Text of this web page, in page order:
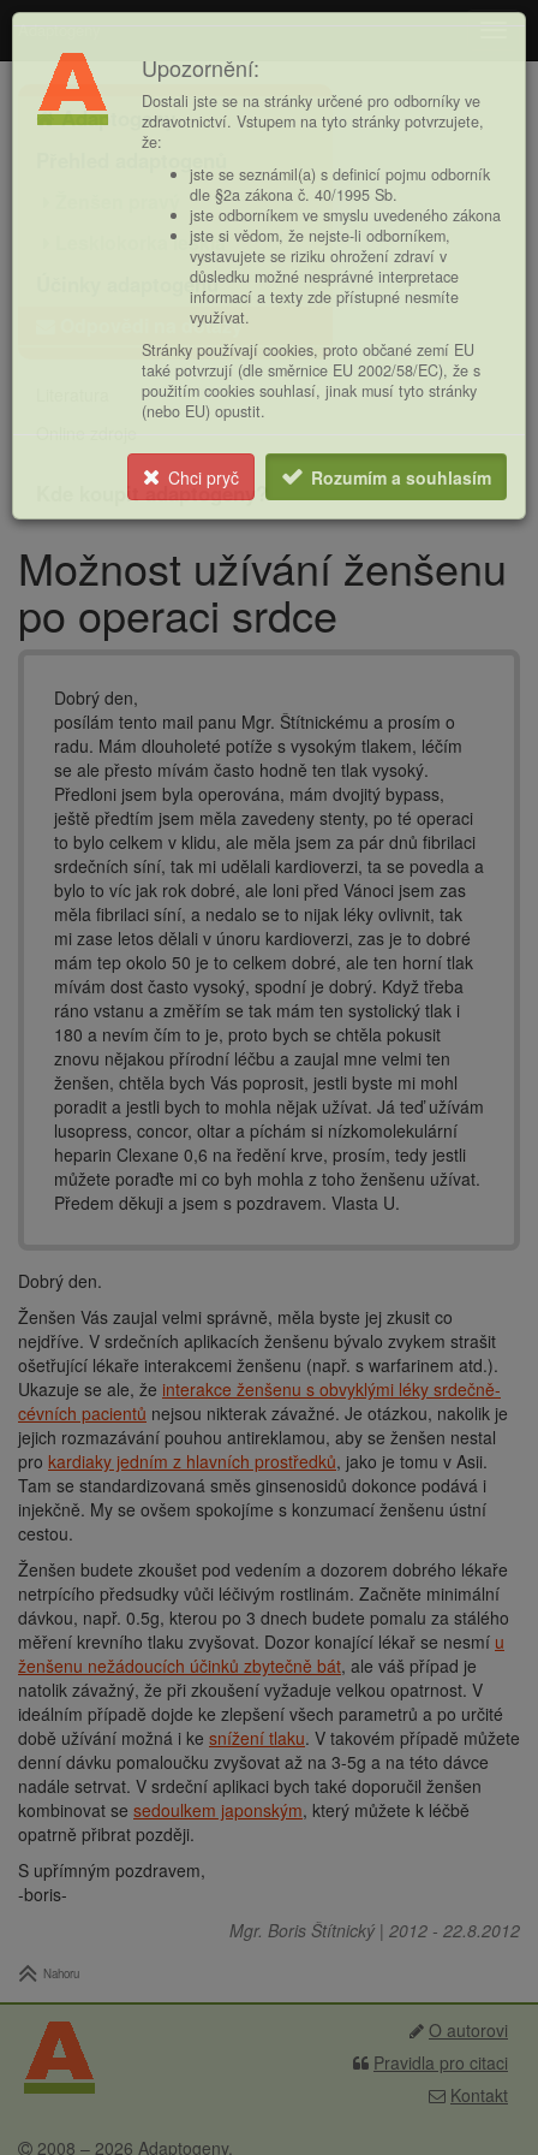
Adaptogeny
Hlavní
nabídkaAdaptogeny
Lesklokorka lesklá
Účinky adaptogenů
Odpovědi na dotazy
Online zdroje
Kde koupit adaptogeny?
Drobečková
navigace
Možnost užívání ženšenu
po operaci srdce
Dobrý den,
posílám tento mail panu Mgr. Štítnickému a prosím o
radu. Mám dlouholeté potíže s vysokým tlakem, léčím
se ale přesto mívám často hodně ten tlak vysoký.
Předloni jsem byla operována, mám dvojitý bypass,
ještě předtím jsem měla zavedeny stenty, po té operaci
to bylo celkem v klidu, ale měla jsem za pár dnů fibrilaci
srdečních síní, tak mi udělali kardioverzi, ta se povedla a
bylo to víc jak rok dobré, ale loni před Vánoci jsem zas
měla fibrilaci síní, a nedalo se to nijak léky ovlivnit, tak
mi zase letos dělali v únoru kardioverzi, zas je to dobré
mám tep okolo 50 je to celkem dobré, ale ten horní tlak
mívám dost často vysoký, spodní je dobrý. Když třeba
ráno vstanu a změřím se tak mám ten systolický tlak i
180 a nevím čím to je, proto bych se chtěla pokusit
znovu nějakou přírodní léčbu a zaujal mne velmi ten
ženšen, chtěla bych Vás poprosit, jestli byste mi mohl
poradit a jestli bych to mohla nějak užívat. Já teď užívám
lusopress, concor, oltar a píchám si nízkomolekulární
heparin Clexane 0,6 na ředění krve, prosím, tedy jestli
můžete poraďte mi co byh mohla z toho ženšenu užívat.
Předem děkuji a jsem s pozdravem. Vlasta U.
Dobrý den.
Ženšen Vás zaujal velmi správně, měla byste jej zkusit co
nejdříve. V srdečních aplikacích ženšenu bývalo zvykem strašit
ošetřující lékaře interakcemi ženšenu (např. s warfarinem atd.).
Ukazuje se ale, že interakce ženšenu s obvyklými léky srdečně-
cévních pacientů nejsou nikterak závažné. Je otázkou, nakolik je
jejich rozmazávání pouhou antireklamou, aby se ženšen nestal
pro kardiaky jedním z hlavních prostředků, jako je tomu v Asii.
Tam se standardizovaná směs ginsenosidů dokonce podává i
injekčně. My se ovšem spokojíme s konzumací ženšenu ústní
cestou.
Ženšen budete zkoušet pod vedením a dozorem dobrého lékaře
netrpícího předsudky vůči léčivým rostlinám. Začněte minimální
dávkou, např. 0.5g, kterou po 3 dnech budete pomalu za stálého
měření krevního tlaku zvyšovat. Dozor konající lékař se nesmí u
ženšenu nežádoucích účinků zbytečně bát, ale váš případ je
natolik závažný, že při zkoušení vyžaduje velkou opatrnost. V
ideálním případě dojde ke zlepšení všech parametrů a po určité
době užívání možná i ke snížení tlaku. V takovém případě můžete
denní dávku pomaloučku zvyšovat až na 3-5g a na této dávce
nadále setrvat. V srdeční aplikaci bych také doporučil ženšen
kombinovat se sedoulkem japonským, který můžete k léčbě
opatrně přibrat později.
S upřímným pozdravem,
-boris-
Mgr. Boris Štítnický | 2012 - 22.8.2012
Nahoru
O autorovi
Pravidla pro citaci
Kontakt
2008 – 2026 Adaptogeny.
Upozornění:
Dostali jste se na stránky určené pro odborníky ve
zdravotnictví. Vstupem na tyto stránky potvrzujete,
že:
jste se seznámil(a) s definicí pojmu odborník
dle §2a zákona č. 40/1995 Sb.
jste odborníkem ve smyslu uvedeného zákona
jste si vědom, že nejste-li odborníkem,
vystavujete se riziku ohrožení zdraví v
důsledku možné nesprávné interpretace
informací a texty zde přístupné nesmíte
využívat.
Stránky používají cookies, proto občané zemí EU
také potvrzují (dle směrnice EU 2002/58/EC), že s
použitím cookies souhlasí, jinak musí tyto stránky
(nebo EU) opustit.
Chci pryč Rozumím a souhlasím